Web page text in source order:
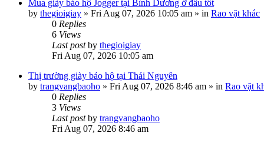
Mua giày bảo hộ Jogger tại Bình Dương ở đâu tốt
by thegioigiay » Fri Aug 07, 2026 10:05 am » in Rao vặt khác
0 Replies
6 Views
Last postby thegioigiay
Fri Aug 07, 2026 10:05 am
Thị trường giày bảo hộ tại Thái Nguyên
by trangvangbaoho » Fri Aug 07, 2026 8:46 am » in Rao vặt
0 Replies
3 Views
Last postby trangvangbaoho
Fri Aug 07, 2026 8:46 am